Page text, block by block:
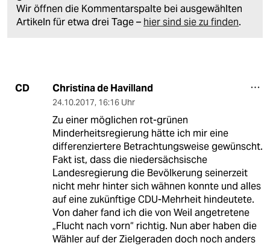
Wir öffnen die Kommentarspalte bei ausgewählten
Artikeln für etwa drei Tage – hier sind sie zu finden.
CD Christina de Havilland
24.10.2017, 16:16 Uhr
Zu einer möglichen rot-grünen
Minderheitsregierung hätte ich mir eine
differenziertere Betrachtungsweise gewünscht.
Fakt ist, dass die niedersächsische
Landesregierung die Bevölkerung seinerzeit
nicht mehr hinter sich wähnen konnte und alles
auf eine zukünftige CDU-Mehrheit hindeutete.
Von daher fand ich die von Weil angetretene
„Flucht nach vorn“ richtig. Nun aber haben die
Wähler auf der Zielgeraden doch noch anders